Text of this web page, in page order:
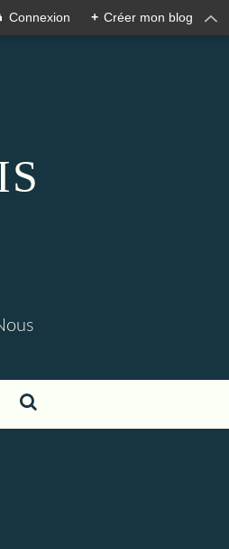
Connexion + Créer mon blog